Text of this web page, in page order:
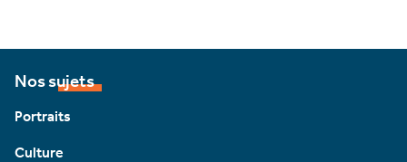
Nos sujets
Portraits
Culture